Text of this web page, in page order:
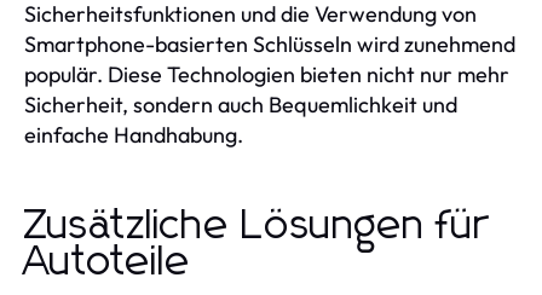
Sicherheitsfunktionen und die Verwendung von
Smartphone-basierten Schlüsseln wird zunehmend
populär. Diese Technologien bieten nicht nur mehr
Sicherheit, sondern auch Bequemlichkeit und
einfache Handhabung.
Zusätzliche Lösungen für
Autoteile